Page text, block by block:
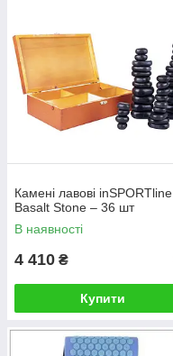
Камені лавові inSPORTline
Basalt Stone – 36 шт
В наявності
4 410 ₴
Купити